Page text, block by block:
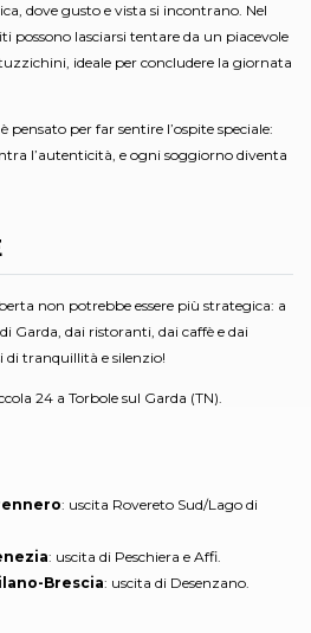
dove gusto e vista si incontrano. Nel
possono lasciarsi tentare da un piacevole
ideale per concludere la giornata
per far sentire l’ospite speciale:
l’autenticità, e ogni soggiorno diventa
non potrebbe essere più strategica: a
Garda, dai ristoranti, dai caffè e dai
di tranquillità e silenzio!
Piccola 24 a Torbole sul Garda (TN).
: uscita Rovereto Sud/Lago di
: uscita di Peschiera e Affi.
Brescia: uscita di Desenzano.